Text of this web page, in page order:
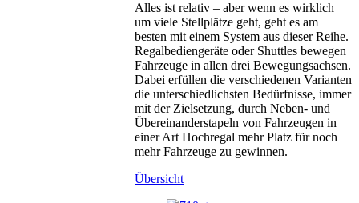
Alles ist relativ – aber wenn es wirklich
um viele Stellplätze geht, geht es am
besten mit einem System aus dieser Reihe.
Regalbediengeräte oder Shuttles bewegen
Fahrzeuge in allen drei Bewegungsachsen.
Dabei erfüllen die verschiedenen Varianten
die unterschiedlichsten Bedürfnisse, immer
mit der Zielsetzung, durch Neben- und
Übereinanderstapeln von Fahrzeugen in
einer Art Hochregal mehr Platz für noch
mehr Fahrzeuge zu gewinnen.
Übersicht